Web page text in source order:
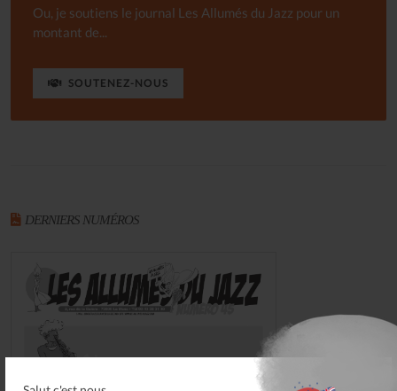
Ou, je soutiens le journal Les Allumés du Jazz pour un
montant de...
SOUTENEZ-NOUS
DERNIERS NUMÉROS